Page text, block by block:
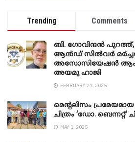
Trending Comments
ബി. ​ഗോവിന്ദൻ
ആൻഡ് സിൽവർ
അസോസിയേഷൻ
അയമു ഹാജി
FEBRUARY 27, 2025
മെന്‍റലിസം
ചിത്രം ‘ഡോ. ബെന്നറ്റ്’
MAY 1, 2025